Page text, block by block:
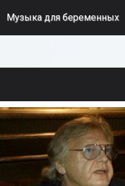
Музыка для беременных